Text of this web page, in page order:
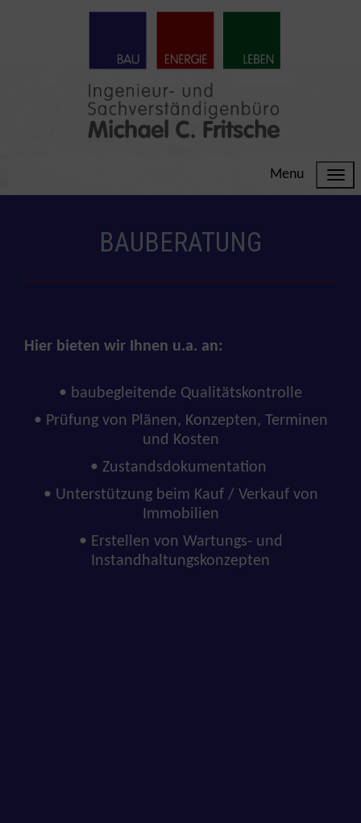
Menu
BAUBERATUNG
Hier bieten wir Ihnen u.a. an:
• baubegleitende Qualitätskontrolle
• Prüfung von Plänen, Konzepten, Terminen
und Kosten
• Zustandsdokumentation
• Unterstützung beim Kauf / Verkauf von
Immobilien
• Erstellen von Wartungs- und
Instandhaltungskonzepten